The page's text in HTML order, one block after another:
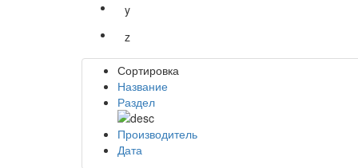
y
z
Сортировка
Название
Раздел
Производитель
Дата